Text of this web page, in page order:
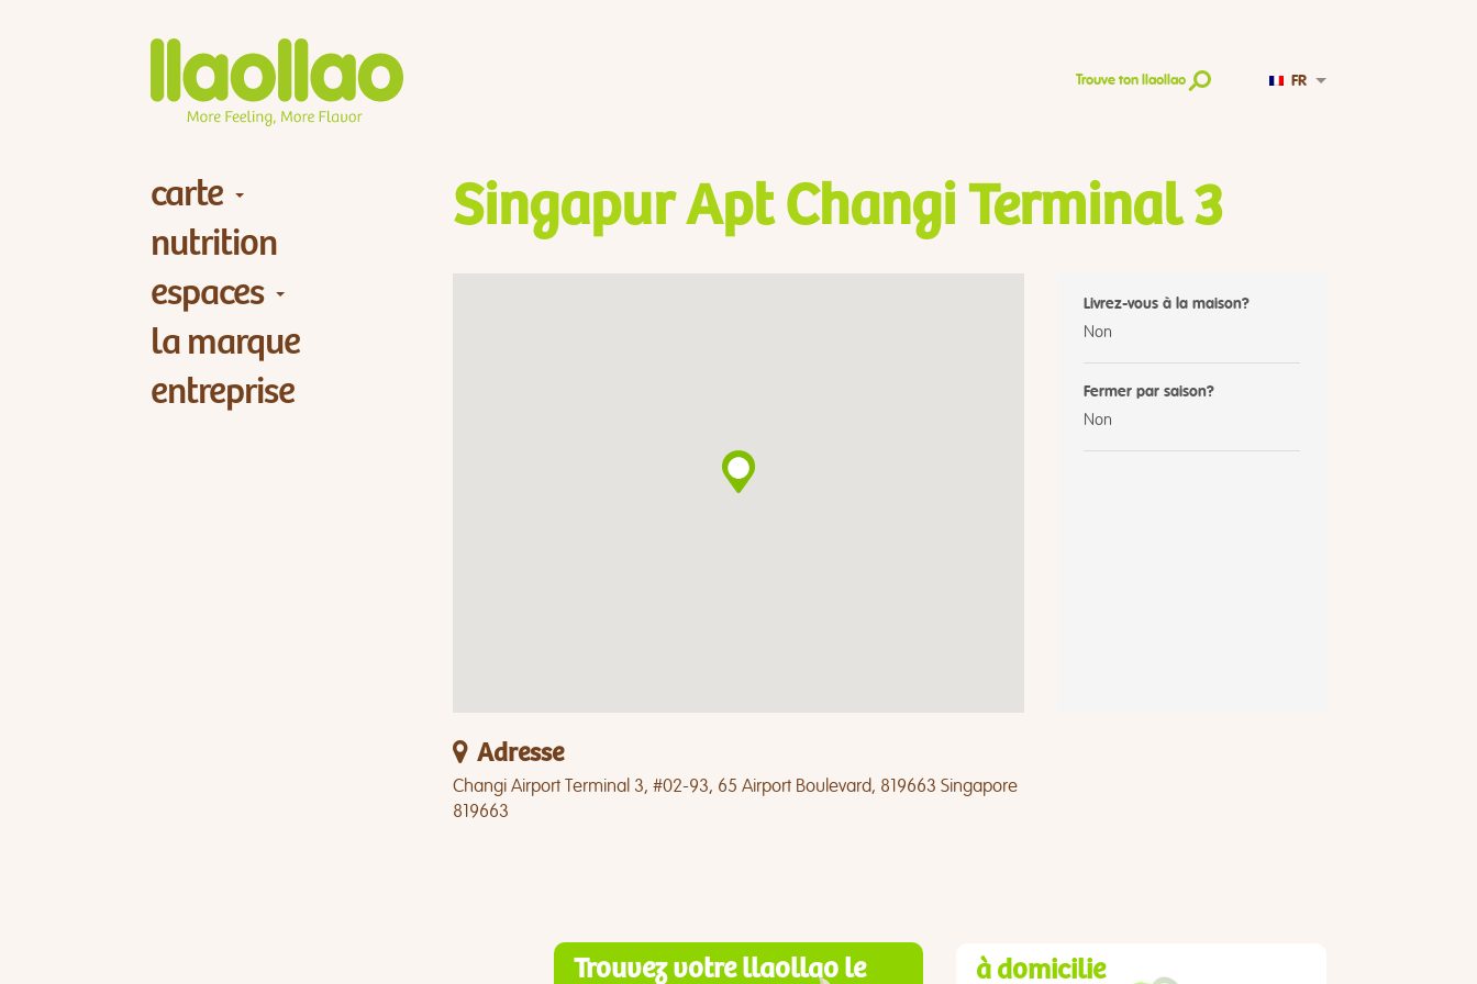
Trouve ton llaollao FR
carte
nutrition
espaces
la marque
entreprise
Singapur Apt Changi Terminal 3
Livrez-vous à la maison?
Non
Fermer par saison?
Non
Adresse
Changi Airport Terminal 3, #02-93, 65 Airport Boulevard, 819663 Singapore
819663
Trouvez votre llaollao le
à domicilie